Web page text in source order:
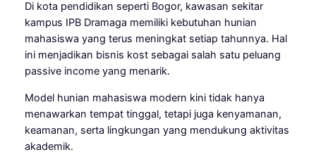
Di kota pendidikan seperti Bogor, kawasan sekitar
kampus IPB Dramaga memiliki kebutuhan hunian
mahasiswa yang terus meningkat setiap tahunnya. Hal
ini menjadikan bisnis kost sebagai salah satu peluang
passive income yang menarik.
Model hunian mahasiswa modern kini tidak hanya
menawarkan tempat tinggal, tetapi juga kenyamanan,
keamanan, serta lingkungan yang mendukung aktivitas
akademik.